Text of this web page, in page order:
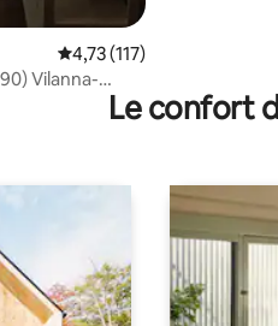
Évaluation moyenne sur la
4,73 (117)
Vilanna-
Le confort